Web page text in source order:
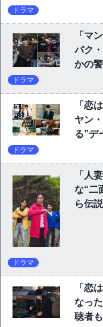
ドラマ
「マ
パク
かの
ドラマ
「恋
ヤン
る”デ
ドラマ
「人
な“二
ら伝
ドラマ
「恋
なっ
聴者